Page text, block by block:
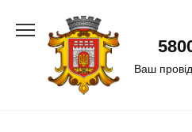
Ваш